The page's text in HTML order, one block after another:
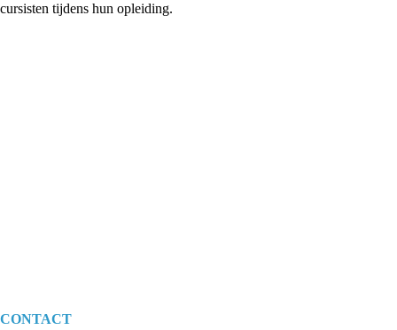
cursisten tijdens hun opleiding.
CONTACT